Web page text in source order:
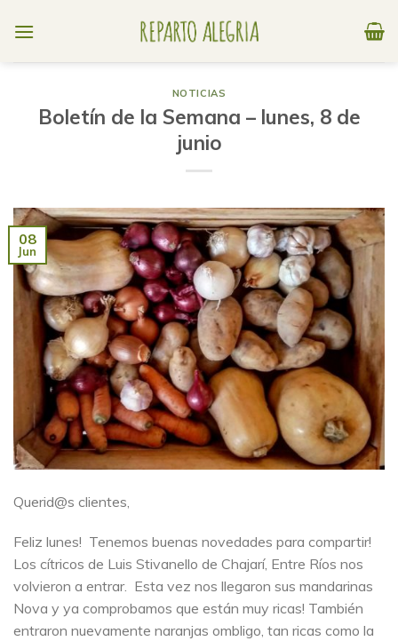
NOTICIAS
Boletín de la Semana – lunes, 8 de
junio
08
Jun
Querid@s clientes,
Feliz lunes! Tenemos buenas novedades para compartir!
Los cítricos de Luis Stivanello de Chajarí, Entre Ríos nos
volvieron a entrar. Esta vez nos llegaron sus mandarinas
Nova y ya comprobamos que están muy ricas! También
entraron nuevamente naranjas ombligo, tan ricas como la